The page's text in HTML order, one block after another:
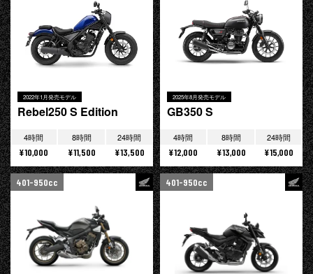
2022年1月発売モデル
Rebel250 S Edition
4時間
¥10,000
8時間
¥11,500
24時間
¥13,500
2025年8月発売モデル
GB350 S
4時間
¥12,000
8時間
¥13,000
24時間
¥15,000
401-950cc 401-950cc